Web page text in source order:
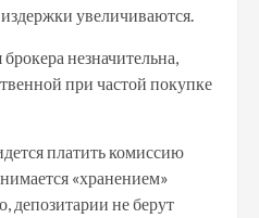
увеличиваются.
незначительна,
при частой покупке
платить комиссию
«хранением»
депозитарии не берут